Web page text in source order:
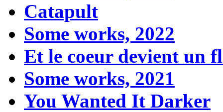
Catapult
Some works, 2022
Et le coeur devient un
Some works, 2021
You Wanted It Darker